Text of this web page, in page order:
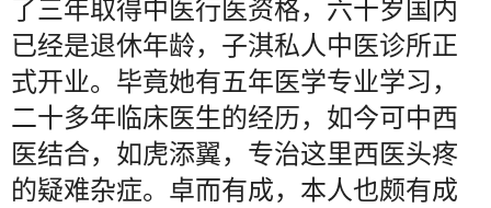
了三年取得中医行医资格，六十岁国内
已经是退休年龄，子淇私人中医诊所正
式开业。毕竟她有五年医学专业学习，
二十多年临床医生的经历，如今可中西
医结合，如虎添翼，专治这里西医头疼
的疑难杂症。卓而有成，本人也颇有成